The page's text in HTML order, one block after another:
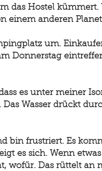
das Hostel kümmert.
einem anderen
um.
Donnerstag
es unter meiner
Das Wasser drückt
bin frustriert. Es
es sich. Wenn
wofür. Das rüttelt an